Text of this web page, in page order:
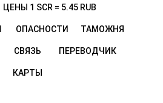
ЦЕНЫ 1 SCR = 5.45 RUB
ОПАСНОСТИ ТАМОЖНЯ
СВЯЗЬ ПЕРЕВОДЧИК
КАРТЫ